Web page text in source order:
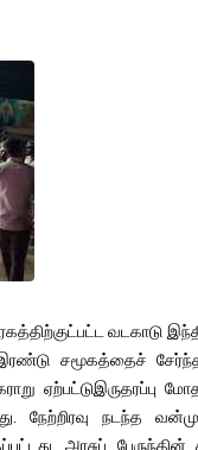
வடகாடு
சமூகத்தைச்
ஏற்பட்டுஇருதரப்பு
நேற்றிரவு நடந்த
அரசுப் பேருந்தின்